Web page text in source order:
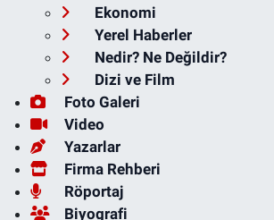
Ekonomi
Yerel Haberler
Nedir? Ne Değildir?
Dizi ve Film
Foto Galeri
Video
Yazarlar
Firma Rehberi
Röportaj
Biyografi